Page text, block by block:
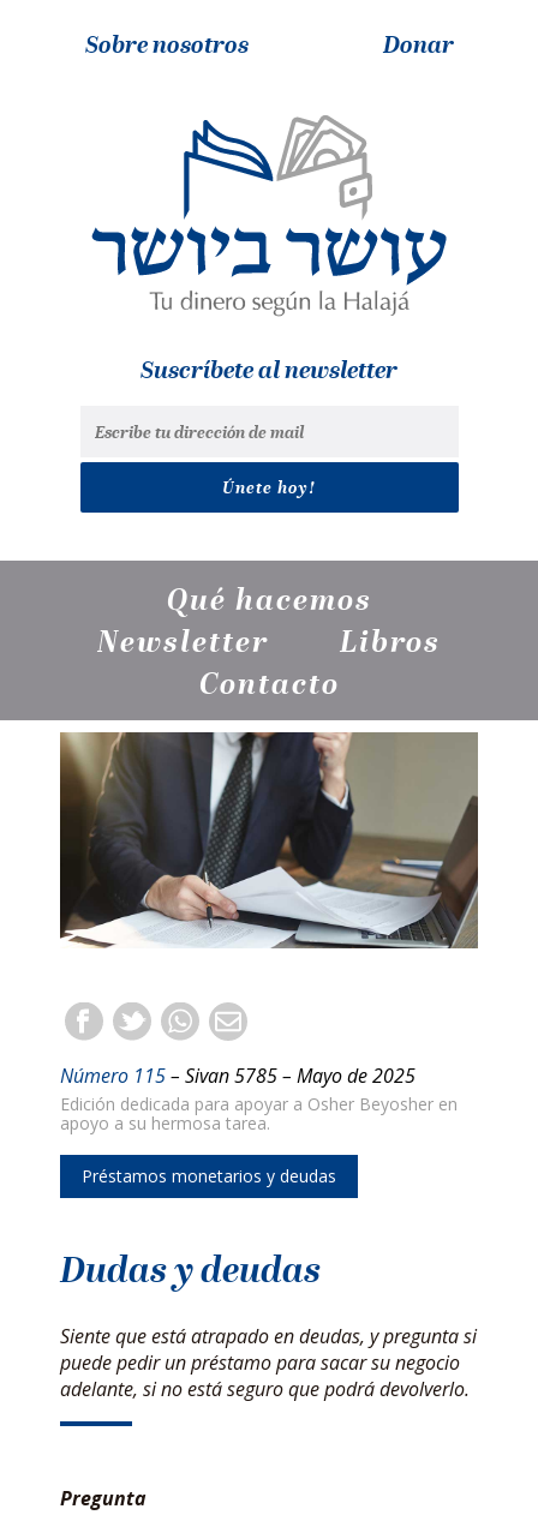
Sobre nosotros Donar
Suscríbete al newsletter
Qué hacemos
Newsletter
Libros
Contacto
Número 115– Sivan 5785 – Mayo de 2025
Edición dedicada para apoyar a Osher Beyosher en
apoyo a su hermosa tarea.
Préstamos monetarios y deudas
Dudas y deudas
Siente que está atrapado en deudas, y pregunta si
puede pedir un préstamo para sacar su negocio
adelante, si no está seguro que podrá devolverlo.
Pregunta